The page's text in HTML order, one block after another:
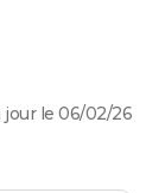
jour le 06/02/26